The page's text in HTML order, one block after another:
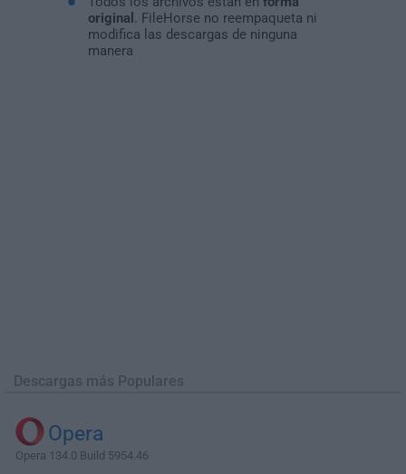
original
. FileHorse no reempaqueta ni
modifica las descargas de ninguna
manera
Descargas más Populares
Opera
Opera 134.0 Build 5954.46